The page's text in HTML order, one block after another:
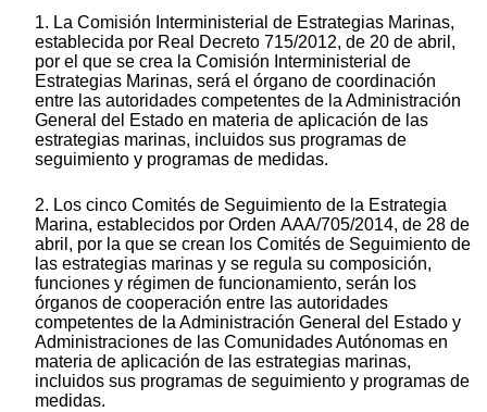
1. La Comisión Interministerial de Estrategias Marinas,
establecida por Real Decreto 715/2012, de 20 de abril,
por el que se crea la Comisión Interministerial de
Estrategias Marinas, será el órgano de coordinación
entre las autoridades competentes de la Administración
General del Estado en materia de aplicación de las
estrategias marinas, incluidos sus programas de
seguimiento y programas de medidas.
2. Los cinco Comités de Seguimiento de la Estrategia
Marina, establecidos por Orden AAA/705/2014, de 28 de
abril, por la que se crean los Comités de Seguimiento de
las estrategias marinas y se regula su composición,
funciones y régimen de funcionamiento, serán los
órganos de cooperación entre las autoridades
competentes de la Administración General del Estado y
Administraciones de las Comunidades Autónomas en
materia de aplicación de las estrategias marinas,
incluidos sus programas de seguimiento y programas de
medidas.